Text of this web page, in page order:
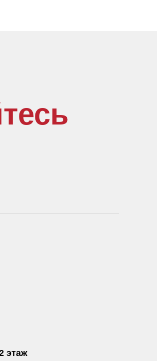
этаж